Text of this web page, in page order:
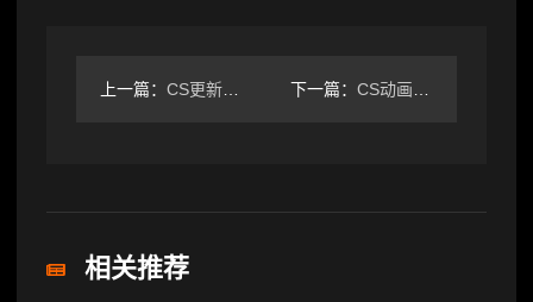
上一篇： CS更新重大调整！Ancient地图优化与BUG修复全解析 下一篇： CS动画升级切枪音效优化地图调整全解析
相关推荐